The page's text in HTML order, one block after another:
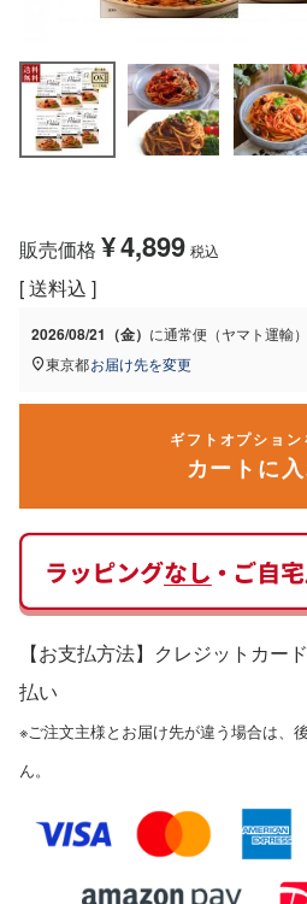
販売価格 ¥4,899 税込
送料込
2026/08/21（金） に通常便（ヤマト運輸）
東京都お届け先を変更
ギフトオプショ
カートに
【お支払方法】クレジットカー
払い
※ご注文主様とお届け先が違う場合は、
ん。